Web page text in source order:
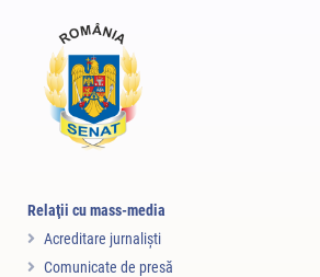
Relaţii cu mass-media
Acreditare jurnalişti
Comunicate de presă